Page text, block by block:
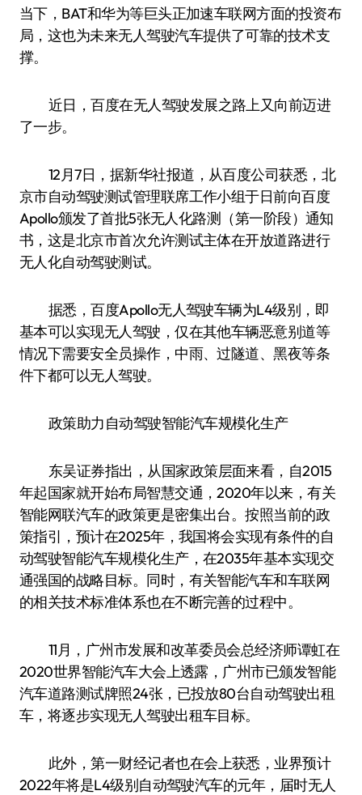
当下，BAT和华为等巨头正加速车联网方面的投资布
局，这也为未来无人驾驶汽车提供了可靠的技术支
撑。
近日，百度在无人驾驶发展之路上又向前迈进
了一步。
12月7日，据新华社报道，从百度公司获悉，北
京市自动驾驶测试管理联席工作小组于日前向百度
Apollo颁发了首批5张无人化路测（第一阶段）通知
书，这是北京市首次允许测试主体在开放道路进行
无人化自动驾驶测试。
据悉，百度Apollo无人驾驶车辆为L4级别，即
基本可以实现无人驾驶，仅在其他车辆恶意别道等
情况下需要安全员操作，中雨、过隧道、黑夜等条
件下都可以无人驾驶。
政策助力自动驾驶智能汽车规模化生产
东吴证券指出，从国家政策层面来看，自2015
年起国家就开始布局智慧交通，2020年以来，有关
智能网联汽车的政策更是密集出台。按照当前的政
策指引，预计在2025年，我国将会实现有条件的自
动驾驶智能汽车规模化生产，在2035年基本实现交
通强国的战略目标。同时，有关智能汽车和车联网
的相关技术标准体系也在不断完善的过程中。
11月，广州市发展和改革委员会总经济师谭虹在
2020世界智能汽车大会上透露，广州市已颁发智能
汽车道路测试牌照24张，已投放80台自动驾驶出租
车，将逐步实现无人驾驶出租车目标。
此外，第一财经记者也在会上获悉，业界预计
2022年将是L4级别自动驾驶汽车的元年，届时无人